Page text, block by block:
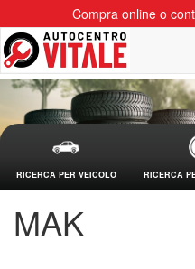
Compra online o
RICERCA PER VEICOLO RICERCA
MAK